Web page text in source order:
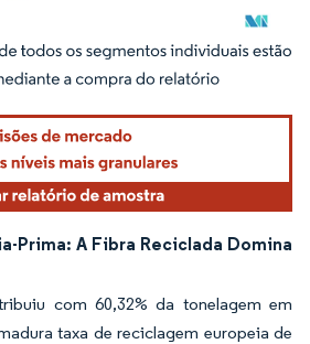
O reuso requer atribuição conforme CC BY 4.0.
Prima: A Fibra Reciclada Domina
com 60,32% da tonelagem em
taxa de reciclagem europeia de